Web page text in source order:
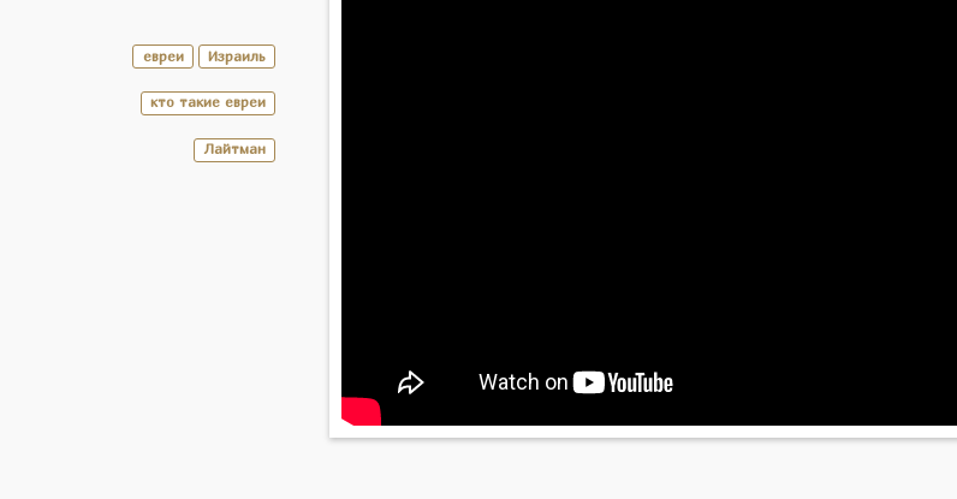
евреи Израиль
кто такие евреи
Лайтман